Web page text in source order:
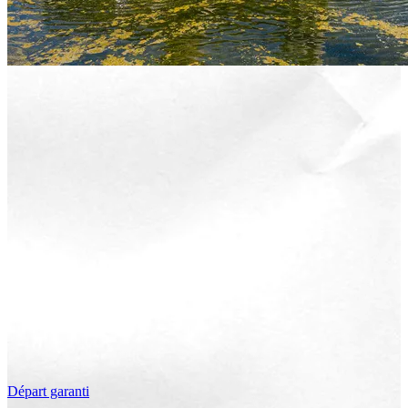
Départ garanti